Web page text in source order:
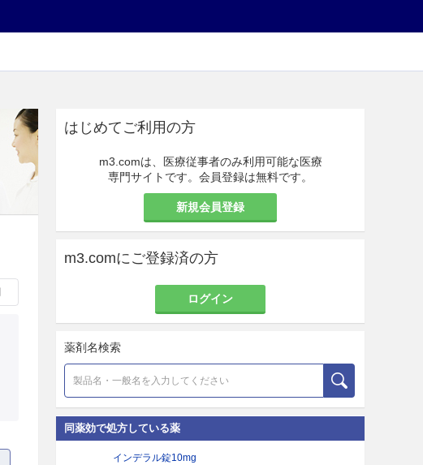
はじめてご利用の方
m3.comは、医療従事者のみ利用可能な医療
専門サイトです。会員登録は無料です。
新規会員登録
m3.comにご登録済の方
ログイン
薬剤名検索
同薬効で処方している薬
インデラル錠10mg